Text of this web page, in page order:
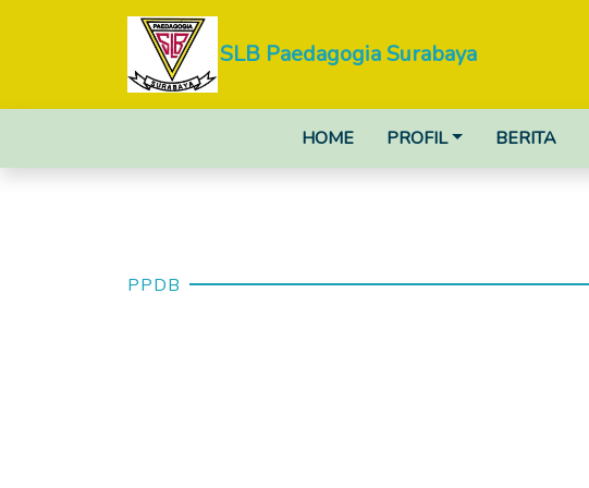
SLB Paedagogia Surabaya
HOME PROFIL BERITA
PPDB